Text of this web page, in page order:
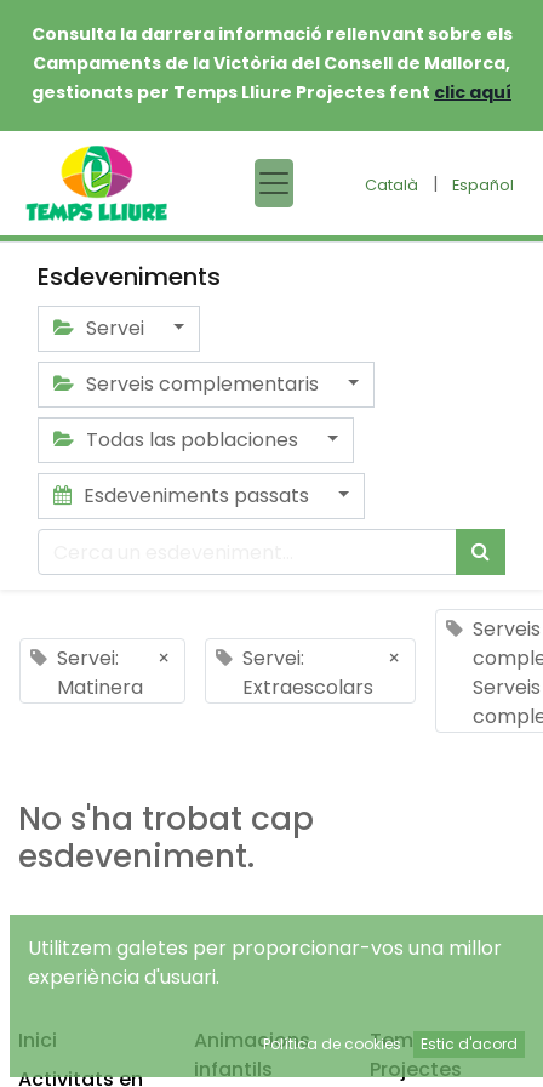
Consulta la darrera informació rellenvant sobre els
Campaments de la Victòria del Consell de Mallorca,
gestionats per Temps Lliure Projectes fent clic aquí
Català | Español
Esdeveniments
Servei
Serveis complementaris
Todas las poblaciones
Esdeveniments passats
Servei:
Matinera
×
Servei:
Extraescolars
×
Serveis
Serveis
No s'ha trobat cap
esdeveniment.
Inici
Activitats en
Animacions
infantils
Temps Lliure
Projectes
Utilitzem galetes per proporcionar-vos una millor
experiència d'usuari.
Política de cookies Estic d'acord